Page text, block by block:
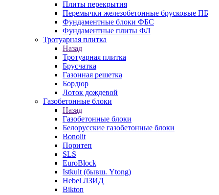
Плиты перекрытия
Перемычки железобетонные брусковые ПБ
Фундаментные блоки ФБС
Фундаментные плиты ФЛ
Тротуарная плитка
Назад
Тротуарная плитка
Брусчатка
Газонная решетка
Бордюр
Лоток дождевой
Газобетонные блоки
Назад
Газобетонные блоки
Белорусские газобетонные блоки
Bonolit
Поритеп
SLS
EuroBlock
Istkult (бывш. Ytong)
Hebel ЛЗИД
Bikton